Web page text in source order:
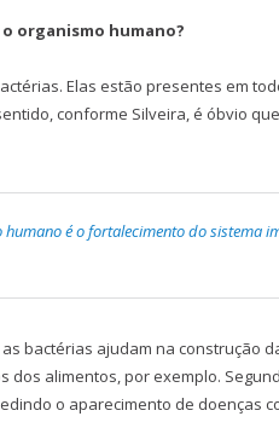
organismo humano?
Elas estão presentes em
conforme Silveira, é óbvio
é o fortalecimento do sistema
bactérias ajudam na construção
dos alimentos, por exemplo.
o aparecimento de doenças